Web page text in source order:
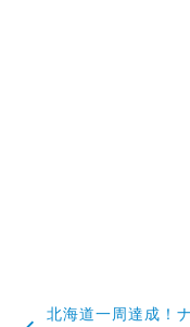
北海道一周達成